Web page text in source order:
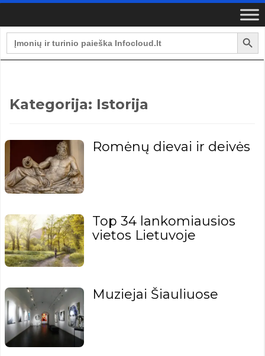
Search
for:
Search Button
Kategorija: Istorija
Romėnų dievai ir deivės
Top 34 lankomiausios
vietos Lietuvoje
Muziejai Šiauliuose